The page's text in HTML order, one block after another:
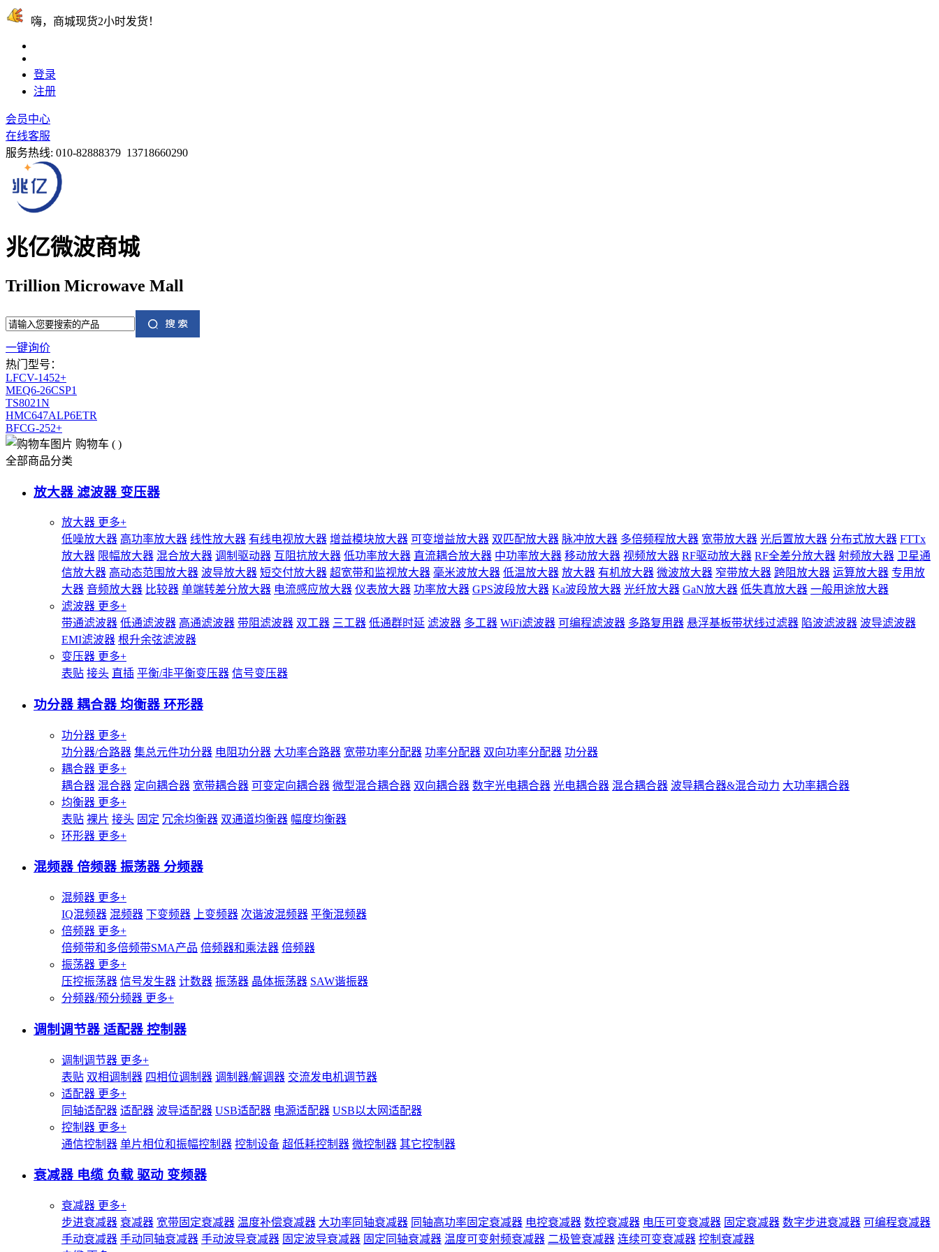
嗨，商城现货2小时发货！
登录
注册
会员中心
在线客服
服务热线: 010-82888379 13718660290
兆亿微波商城
Trillion Microwave Mall
一键询价
热门型号：
LFCV-1452+
MEQ6-26CSP1
TS8021N
HMC647ALP6ETR
BFCG-252+
购物车 ( )
全部商品分类
放大器 滤波器 变压器
放大器 更多+
低噪放大器 高功率放大器 线性放大器 有线电视放大器 增益模块放大器 可变增益放大器 双匹配放大器 脉冲放大器 多倍频程放大器 宽带放大器 光后置放大器 分布式放大器 FTTx
放大器 限幅放大器 混合放大器 调制驱动器 互阻抗放大器 低功率放大器 直流耦合放大器 中功率放大器 移动放大器 视频放大器 RF驱动放大器 RF全差分放大器 射频放大器 卫星通
信放大器 高动态范围放大器 波导放大器 短交付放大器 超宽带和监视放大器 毫米波放大器 低温放大器 放大器 有机放大器 微波放大器 窄带放大器 跨阻放大器 运算放大器 专用放
大器 音频放大器 比较器 单端转差分放大器 电流感应放大器 仪表放大器 功率放大器 GPS波段放大器 Ka波段放大器 光纤放大器 GaN放大器 低失真放大器 一般用途放大器
滤波器 更多+
带通滤波器 低通滤波器 高通滤波器 带阻滤波器 双工器 三工器 低通群时延 滤波器 多工器 WiFi滤波器 可编程滤波器 多路复用器 悬浮基板带状线过滤器 陷波滤波器 波导滤波器
EMI滤波器 根升余弦滤波器
变压器 更多+
表贴 接头 直插 平衡/非平衡变压器 信号变压器
功分器 耦合器 均衡器 环形器
功分器 更多+
功分器/合路器 集总元件功分器 电阻功分器 大功率合路器 宽带功率分配器 功率分配器 双向功率分配器 功分器
耦合器 更多+
耦合器 混合器 定向耦合器 宽带耦合器 可变定向耦合器 微型混合耦合器 双向耦合器 数字光电耦合器 光电耦合器 混合耦合器 波导耦合器&混合动力 大功率耦合器
均衡器 更多+
表贴 裸片 接头 固定 冗余均衡器 双通道均衡器 幅度均衡器
环形器 更多+
混频器 倍频器 振荡器 分频器
混频器 更多+
IQ混频器 混频器 下变频器 上变频器 次谐波混频器 平衡混频器
倍频器 更多+
倍频带和多倍频带SMA产品 倍频器和乘法器 倍频器
振荡器 更多+
压控振荡器 信号发生器 计数器 振荡器 晶体振荡器 SAW谐振器
分频器/预分频器 更多+
调制调节器 适配器 控制器
调制调节器 更多+
表贴 双相调制器 四相位调制器 调制器/解调器 交流发电机调节器
适配器 更多+
同轴适配器 适配器 波导适配器 USB适配器 电源适配器 USB以太网适配器
控制器 更多+
通信控制器 单片相位和振幅控制器 控制设备 超低耗控制器 微控制器 其它控制器
衰减器 电缆 负载 驱动 变频器
衰减器 更多+
步进衰减器 衰减器 宽带固定衰减器 温度补偿衰减器 大功率同轴衰减器 同轴高功率固定衰减器 电控衰减器 数控衰减器 电压可变衰减器 固定衰减器 数字步进衰减器 可编程衰减器
手动衰减器 手动同轴衰减器 手动波导衰减器 固定波导衰减器 固定同轴衰减器 温度可变射频衰减器 二极管衰减器 连续可变衰减器 控制衰减器